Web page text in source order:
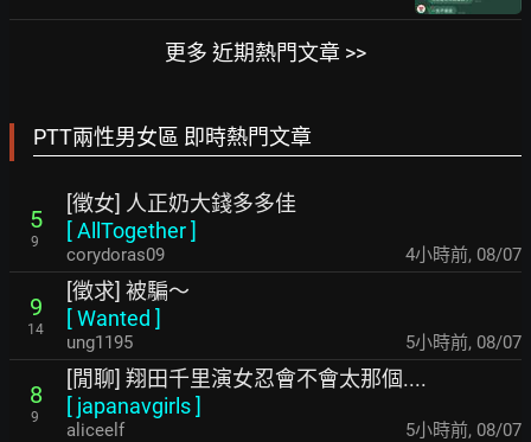
更多 近期熱門文章 >>
PTT兩性男女區 即時熱門文章
5
9
[徵女] 人正奶大錢多多佳
[AllTogether]
corydoras09 4小時前, 08/07
9
14
[徵求] 被騙～
[Wanted ]
ung1195 5小時前, 08/07
8
9
[閒聊] 翔田千里演女忍會不會太那個....
[ japanavgirls]
aliceelf 5小時前, 08/07